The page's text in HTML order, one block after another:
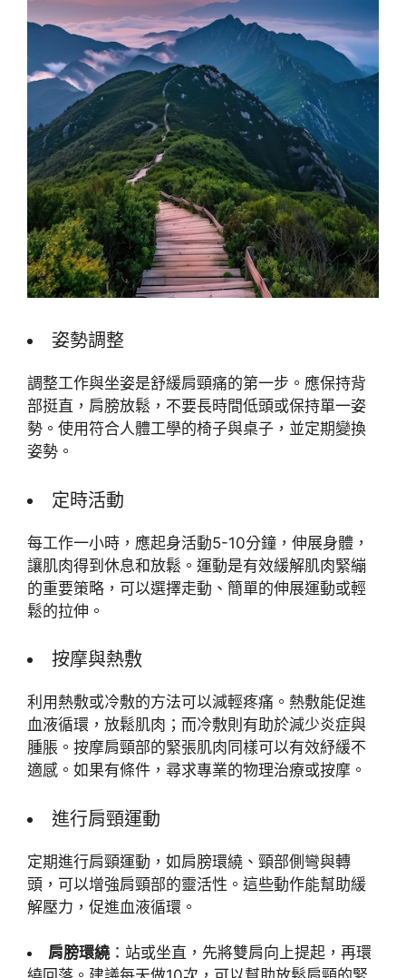
姿勢調整
調整工作與坐姿是舒緩肩頸痛的第一步。應保持背
部挺直，肩膀放鬆，不要長時間低頭或保持單一姿
勢。使用符合人體工學的椅子與桌子，並定期變換
姿勢。
定時活動
每工作一小時，應起身活動5-10分鐘，伸展身體，
讓肌肉得到休息和放鬆。運動是有效緩解肌肉緊繃
的重要策略，可以選擇走動、簡單的伸展運動或輕
鬆的拉伸。
按摩與熱敷
利用熱敷或冷敷的方法可以減輕疼痛。熱敷能促進
血液循環，放鬆肌肉；而冷敷則有助於減少炎症與
腫脹。按摩肩頸部的緊張肌肉同樣可以有效紓緩不
適感。如果有條件，尋求專業的物理治療或按摩。
進行肩頸運動
定期進行肩頸運動，如肩膀環繞、頸部側彎與轉
頭，可以增強肩頸部的靈活性。這些動作能幫助緩
解壓力，促進血液循環。
肩膀環繞 ：站或坐直，先將雙肩向上提起，再環